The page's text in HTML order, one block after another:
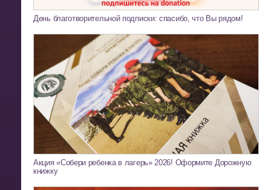
День благотворительной подписки: спасибо, что Вы рядом!
Акция «Собери ребенка в лагерь» 2026! Оформите Дорожную
книжку